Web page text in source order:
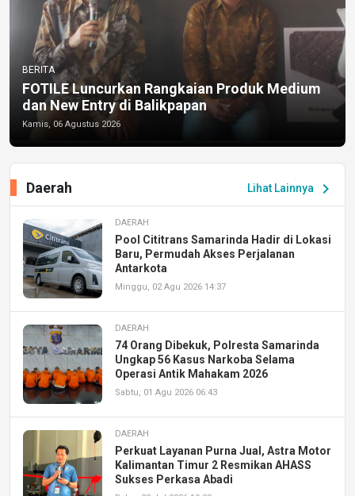
BERITA
FOTILE Luncurkan Rangkaian Produk Medium
dan New Entry di Balikpapan
Kamis, 06 Agustus 2026
Lihat Lainnya chevron_right
Daerah
DAERAH
Pool Cititrans Samarinda Hadir di Lokasi
Baru, Permudah Akses Perjalanan
Antarkota
Minggu, 02 Agu 2026 14:37
DAERAH
74 Orang Dibekuk, Polresta Samarinda
Ungkap 56 Kasus Narkoba Selama
Operasi Antik Mahakam 2026
Sabtu, 01 Agu 2026 06:43
DAERAH
Perkuat Layanan Purna Jual, Astra Motor
Kalimantan Timur 2 Resmikan AHASS
Sukses Perkasa Abadi